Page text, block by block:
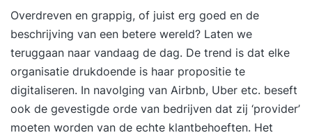
Overdreven en grappig, of juist erg goed en de
beschrijving van een betere wereld? Laten we
teruggaan naar vandaag de dag. De trend is dat elke
organisatie drukdoende is haar propositie te
digitaliseren. In navolging van Airbnb, Uber etc. beseft
ook de gevestigde orde van bedrijven dat zij ‘provider’
moeten worden van de echte klantbehoeften. Het